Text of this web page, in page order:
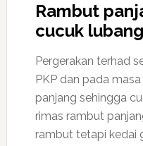
Rambut
cucuk
Pergerakan terhad
PKP dan pada
panjang sehingga
rimas rambut
rambut tetapi kedai